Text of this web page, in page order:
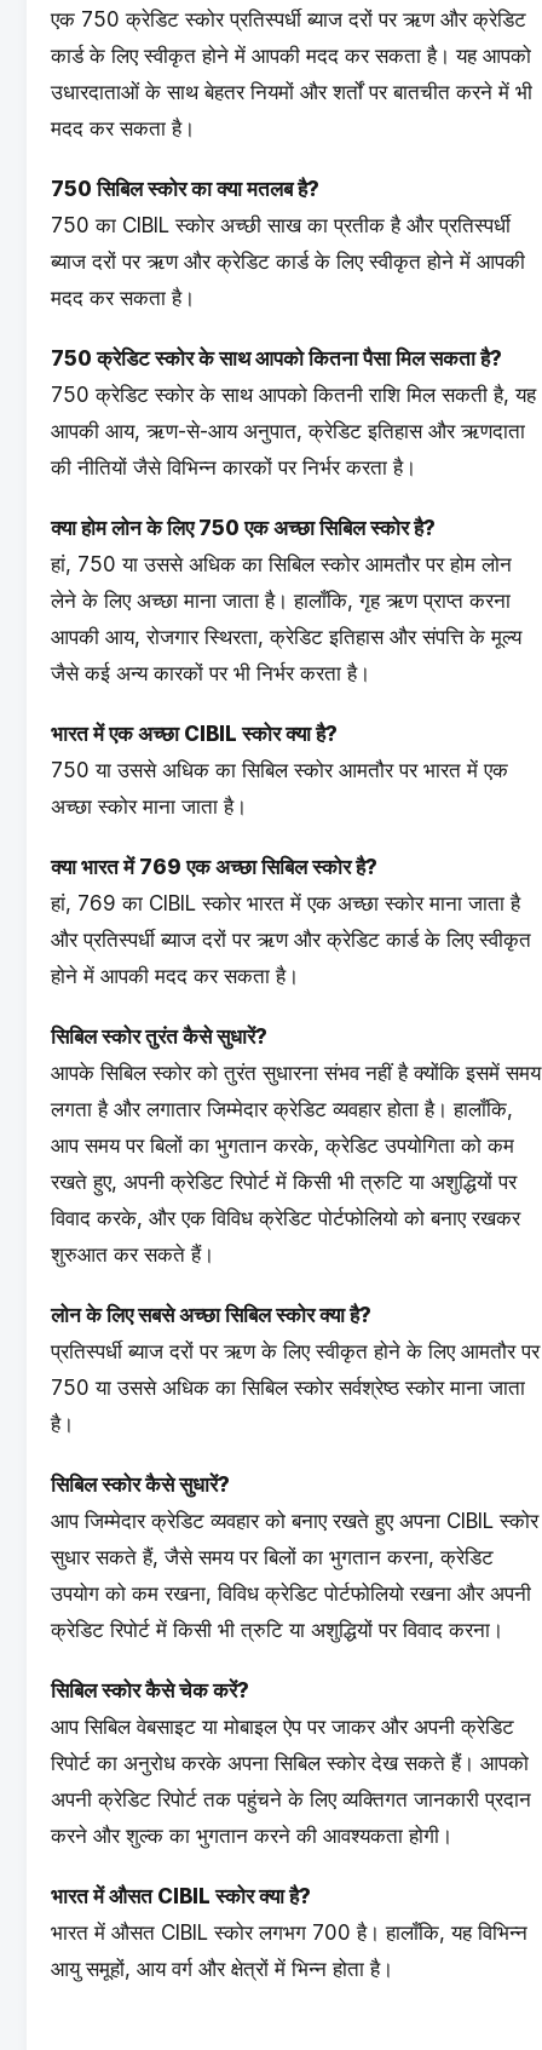
एक 750 क्रेडिट स्कोर प्रतिस्पर्धी ब्याज दरों पर ऋण और क्रेडिट
कार्ड के लिए स्वीकृत होने में आपकी मदद कर सकता है। यह आपको
उधारदाताओं के साथ बेहतर नियमों और शर्तों पर बातचीत करने में भी
मदद कर सकता है।
750 सिबिल स्कोर का क्या मतलब है?
750 का CIBIL स्कोर अच्छी साख का प्रतीक है और प्रतिस्पर्धी
ब्याज दरों पर ऋण और क्रेडिट कार्ड के लिए स्वीकृत होने में आपकी
मदद कर सकता है।
750 क्रेडिट स्कोर के साथ आपको कितना पैसा मिल सकता है?
750 क्रेडिट स्कोर के साथ आपको कितनी राशि मिल सकती है, यह
आपकी आय, ऋण-से-आय अनुपात, क्रेडिट इतिहास और ऋणदाता
की नीतियों जैसे विभिन्न कारकों पर निर्भर करता है।
क्या होम लोन के लिए 750 एक अच्छा सिबिल स्कोर है?
हां, 750 या उससे अधिक का सिबिल स्कोर आमतौर पर होम लोन
लेने के लिए अच्छा माना जाता है। हालाँकि, गृह ऋण प्राप्त करना
आपकी आय, रोजगार स्थिरता, क्रेडिट इतिहास और संपत्ति के मूल्य
जैसे कई अन्य कारकों पर भी निर्भर करता है।
भारत में एक अच्छा CIBIL स्कोर क्या है?
750 या उससे अधिक का सिबिल स्कोर आमतौर पर भारत में एक
अच्छा स्कोर माना जाता है।
क्या भारत में 769 एक अच्छा सिबिल स्कोर है?
हां, 769 का CIBIL स्कोर भारत में एक अच्छा स्कोर माना जाता है
और प्रतिस्पर्धी ब्याज दरों पर ऋण और क्रेडिट कार्ड के लिए स्वीकृत
होने में आपकी मदद कर सकता है।
सिबिल स्कोर तुरंत कैसे सुधारें?
आपके सिबिल स्कोर को तुरंत सुधारना संभव नहीं है क्योंकि इसमें समय
लगता है और लगातार जिम्मेदार क्रेडिट व्यवहार होता है। हालाँकि,
आप समय पर बिलों का भुगतान करके, क्रेडिट उपयोगिता को कम
रखते हुए, अपनी क्रेडिट रिपोर्ट में किसी भी त्रुटि या अशुद्धियों पर
विवाद करके, और एक विविध क्रेडिट पोर्टफोलियो को बनाए रखकर
शुरुआत कर सकते हैं।
लोन के लिए सबसे अच्छा सिबिल स्कोर क्या है?
प्रतिस्पर्धी ब्याज दरों पर ऋण के लिए स्वीकृत होने के लिए आमतौर पर
750 या उससे अधिक का सिबिल स्कोर सर्वश्रेष्ठ स्कोर माना जाता
है।
सिबिल स्कोर कैसे सुधारें?
आप जिम्मेदार क्रेडिट व्यवहार को बनाए रखते हुए अपना CIBIL स्कोर
सुधार सकते हैं, जैसे समय पर बिलों का भुगतान करना, क्रेडिट
उपयोग को कम रखना, विविध क्रेडिट पोर्टफोलियो रखना और अपनी
क्रेडिट रिपोर्ट में किसी भी त्रुटि या अशुद्धियों पर विवाद करना।
सिबिल स्कोर कैसे चेक करें?
आप सिबिल वेबसाइट या मोबाइल ऐप पर जाकर और अपनी क्रेडिट
रिपोर्ट का अनुरोध करके अपना सिबिल स्कोर देख सकते हैं। आपको
अपनी क्रेडिट रिपोर्ट तक पहुंचने के लिए व्यक्तिगत जानकारी प्रदान
करने और शुल्क का भुगतान करने की आवश्यकता होगी।
भारत में औसत CIBIL स्कोर क्या है?
भारत में औसत CIBIL स्कोर लगभग 700 है। हालाँकि, यह विभिन्न
आयु समूहों, आय वर्ग और क्षेत्रों में भिन्न होता है।